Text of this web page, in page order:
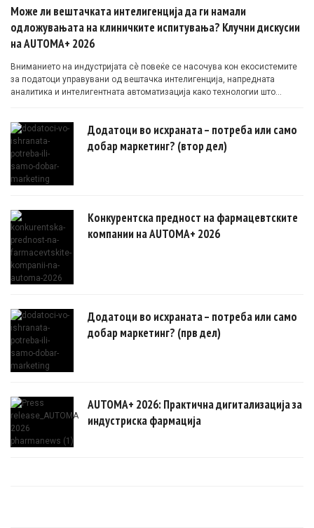
Може ли вештачката интелигенција да ги намали
одложувањата на клиничките испитувања? Клучни дискусии
на AUTOMA+ 2026
Вниманието на индустријата сè повеќе се насочува кон екосистемите
за податоци управувани од вештачка интелигенција, напредната
аналитика и интелигентната автоматизација како технологии што
Додатоци во исхраната – потреба или само
добар маркетинг? (втор дел)
Конкурентска предност на фармацевтските
компании на AUTOMA+ 2026
Додатоци во исхраната – потреба или само
добар маркетинг? (прв дел)
AUTOMA+ 2026: Практична дигитализација за
индустриска фармација